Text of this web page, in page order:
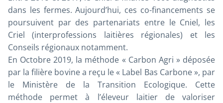
dans les fermes. Aujourd’hui, ces co-financements se
poursuivent par des partenariats entre le Cniel, les
Criel (interprofessions laitières régionales) et les
Conseils régionaux notamment.
En Octobre 2019, la méthode « Carbon Agri » déposée
par la filière bovine a reçu le « Label Bas Carbone », par
le Ministère de la Transition Ecologique. Cette
méthode permet à l’éleveur laitier de valoriser